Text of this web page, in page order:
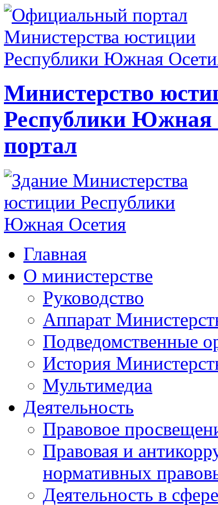
Министерство
Республики
портал
Главная
О министерстве
Руководство
Аппарат
Подведомственные
История
Мультимедиа
Деятельность
Правовое
Правовая и
нормативных
Деятельность в